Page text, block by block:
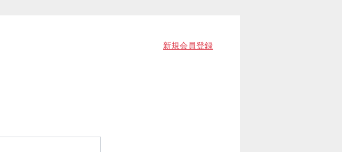
新規会員登録